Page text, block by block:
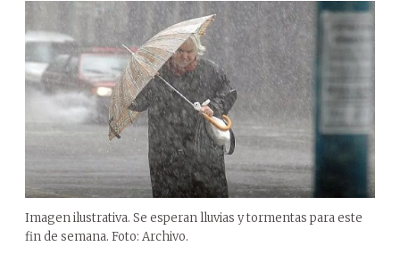
Imagen ilustrativa. Se esperan lluvias y tormentas para este
fin de semana. Foto: Archivo.